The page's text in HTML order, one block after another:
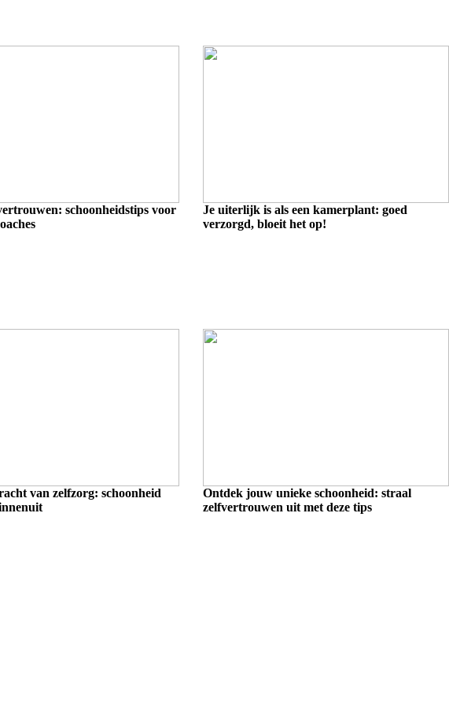
schoonheidstips voor
Je uiterlijk is als een kamerplant: goed
verzorgd, bloeit het op!
van zelfzorg: schoonheid
Ontdek jouw unieke schoonheid: straal
zelfvertrouwen uit met deze tips